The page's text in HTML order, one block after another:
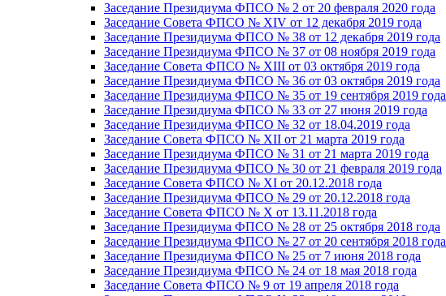
Заседание Президиума ФПСО № 2 от 20 февраля 2020 года
Заседание Совета ФПСО № XIV от 12 декабря 2019 года
Заседание Президиума ФПСО № 38 от 12 декабря 2019 года
Заседание Президиума ФПСО № 37 от 08 ноября 2019 года
Заседание Совета ФПСО № XIII от 03 октября 2019 года
Заседание Президиума ФПСО № 36 от 03 октября 2019 года
Заседание Президиума ФПСО № 35 от 19 сентября 2019 года
Заседание Президиума ФПСО № 33 от 27 июня 2019 года
Заседание Президиума ФПСО № 32 от 18.04.2019 года
Заседание Совета ФПСО № XII от 21 марта 2019 года
Заседание Президиума ФПСО № 31 от 21 марта 2019 года
Заседание Президиума ФПСО № 30 от 21 февраля 2019 года
Заседание Совета ФПСО № XI от 20.12.2018 года
Заседание Президиума ФПСО № 29 от 20.12.2018 года
Заседание Совета ФПСО № X от 13.11.2018 года
Заседание Президиума ФПСО № 28 от 25 октября 2018 года
Заседание Президиума ФПСО № 27 от 20 сентября 2018 года
Заседание Президиума ФПСО № 25 от 7 июня 2018 года
Заседание Президиума ФПСО № 24 от 18 мая 2018 года
Заседание Совета ФПСО № 9 от 19 апреля 2018 года